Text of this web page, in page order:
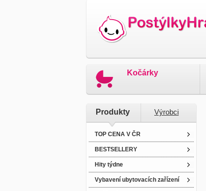
Kočárky
Produkty Výrobci
TOP CENA V ČR
BESTSELLERY
Hity týdne
Vybavení ubytovacích zařízení